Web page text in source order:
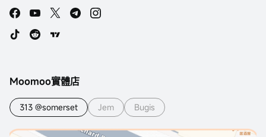
Moomoo實體店
313 @somerset Jem Bugis